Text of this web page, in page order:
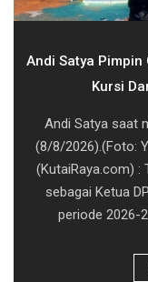
Andi Satya Pimpin
Kursi
Andi Satya saat
(8/8/2026).(Foto:
(KutaiRaya.com) :
sebagai Ketua
periode 2026-